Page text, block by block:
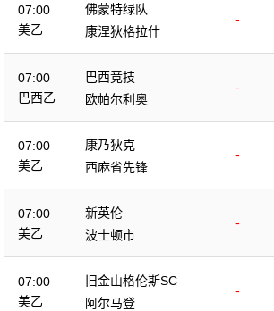
07:00
美乙
佛蒙特绿队
-
康涅狄格拉什
07:00
巴西乙
巴西竞技
-
欧帕尔利奥
07:00
美乙
康乃狄克
-
西麻省先锋
07:00
美乙
新英伦
-
波士顿市
07:00
美乙
旧金山格伦斯SC
-
阿尔马登